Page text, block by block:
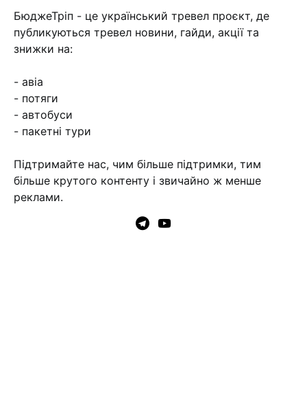
БюджеТріп - це український тревел проєкт, де
публикуються тревел новини, гайди, акції та
знижки на:
- авіа
- потяги
- автобуси
- пакетні тури
Підтримайте нас, чим більше підтримки, тим
більше крутого контенту і звичайно ж менше
реклами.